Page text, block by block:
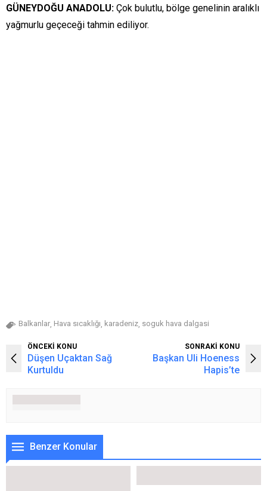
GÜNEYDOĞU ANADOLU: Çok bulutlu, bölge genelinin aralıklı
yağmurlu geçeceği tahmin ediliyor.
Balkanlar, Hava sıcaklığı, karadeniz, soguk hava dalgasi
ÖNCEKİ KONU
Düşen Uçaktan Sağ
Kurtuldu
SONRAKİ KONU
Başkan Uli Hoeness
Hapis’te
Benzer Konular